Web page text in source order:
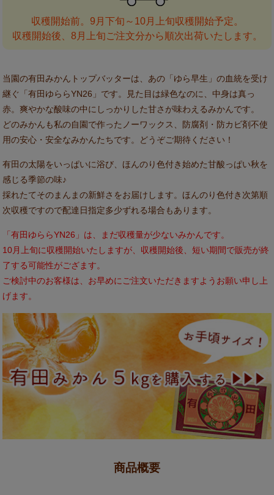
当園の有田みかんトップバッターは、あの「ゆら早生」の血統を受け
継ぐ「有田ゆららYN26」です。見た目は緑色なのに、中身は真っ
赤。爽やかな酸味の中にしっかりした甘さが味わえるみかんです。
どのみかんも私の自園で作ったノーワックス、防腐剤・防カビ剤不使
用の安心・安全なみかんたちです。どうぞご期待ください！
有田の太陽をいっぱいに浴び、ほんのり色付き始めた甘酸っぱい秋を
感じる季節の味♪
採れたてそのまんまの新鮮さをお届けします。ほんのり色付き次第順
次収穫ですので配達日指定多少ずれる場合もあります。
「有田ゆららYN26」は、まだ収穫量が少ないみかんです。
10月上旬に収穫開始いたしますが、収穫開始後、短い期間で販売が終
了する可能性がござます。
ご検討中のお客様は、お早めにご注文いただきますようお願い申し上
げます。
商品概要